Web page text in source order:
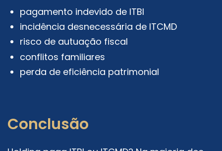
pagamento indevido de ITBI
incidência desnecessária de ITCMD
risco de autuação fiscal
conflitos familiares
perda de eficiência patrimonial
Conclusão